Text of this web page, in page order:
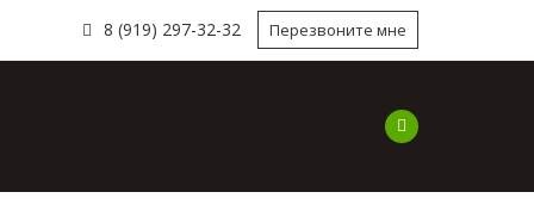
8 (919) 297-32-32 Перезвоните мне
Наши Услуги